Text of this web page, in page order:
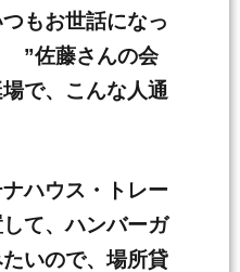
もお世話になっ
”佐藤さんの会
で、こんな人通
ハウス・トレー
て、ハンバーガ
いので、場所貸